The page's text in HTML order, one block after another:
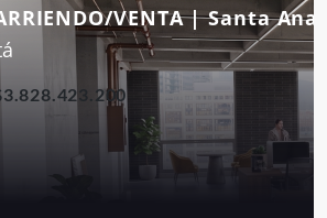
VENTA | Santa